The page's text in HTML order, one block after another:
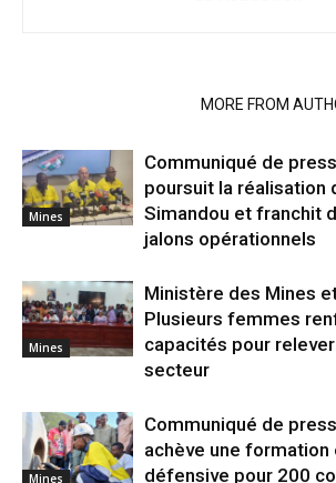
MORE FROM
Mines
Communiqué de
poursuit la réalisation
Simandou et franchit
jalons opérationnels
Mines
Ministère des Mines
Plusieurs femmes
capacités pour
secteur
Mines
Communiqué de
achève une formation
défensive pour 200